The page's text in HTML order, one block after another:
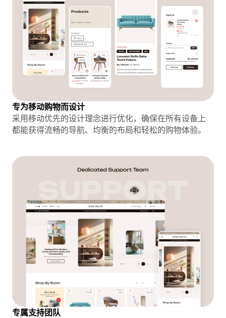
专为移动购物而设计
采用移动优先的设计理念进行优化，确保在所有设备上
都能获得流畅的导航、均衡的布局和轻松的购物体验。
专属支持团队